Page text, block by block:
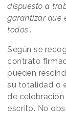
dispuesto a
garantizar que
todos”.
Según se
contrato
pueden
su totalidad o
de
escrito. No